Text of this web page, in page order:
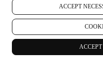
ACCEPT
mejorar nuestros
estadístico - en la
identificarlo a través de
información sobre la
cookies, consulte
sus comentarios,